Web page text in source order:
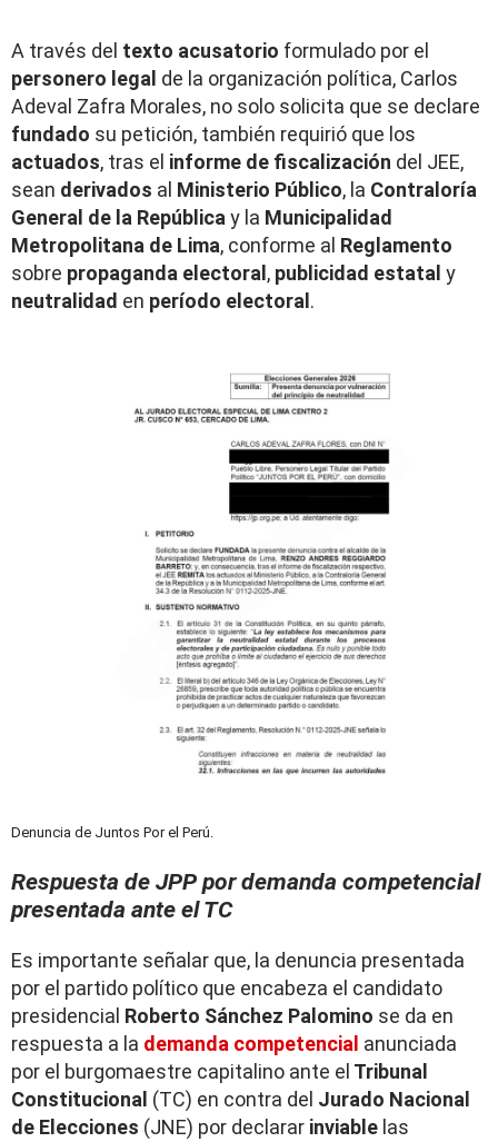
A través del texto acusatorio formulado por el
personero legal de la organización política, Carlos
Adeval Zafra Morales, no solo solicita que se declare
fundado su petición, también requirió que los
actuados, tras el informe de fiscalización del JEE,
sean derivados al Ministerio Público, la Contraloría
General de la República y la Municipalidad
Metropolitana de Lima, conforme al Reglamento
sobre propaganda electoral , publicidad estatal y
neutralidad en período electoral .
Denuncia de Juntos Por el Perú.
Respuesta de JPP por demanda competencial
presentada ante el TC
Es importante señalar que, la denuncia presentada
por el partido político que encabeza el candidato
presidencial Roberto Sánchez Palomino se da en
respuesta a la demanda competencial anunciada
por el burgomaestre capitalino ante el Tribunal
Constitucional (TC) en contra del Jurado Nacional
de Elecciones (JNE) por declarar inviable las